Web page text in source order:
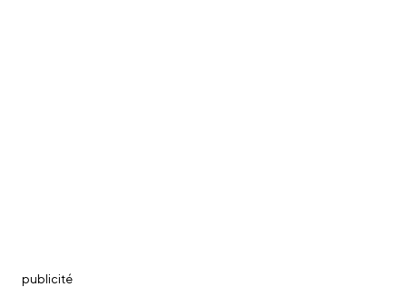
publicité